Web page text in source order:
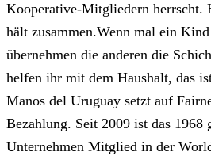
Kooperative-Mitgliedern herrscht.
hält zusammen.Wenn mal ein
übernehmen die anderen die
helfen ihr mit dem Haushalt, das
Manos del Uruguay setzt auf
Bezahlung. Seit 2009 ist das 1968
Unternehmen Mitglied in der